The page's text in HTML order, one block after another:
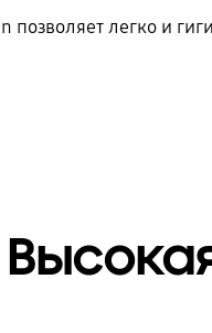
позволяет легко и